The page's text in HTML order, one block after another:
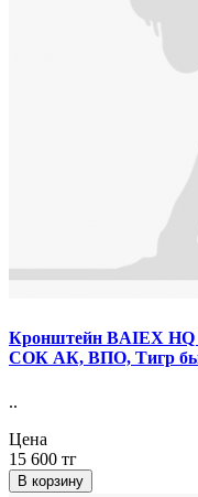
Кронштейн BAIEX HQ
СОК АК, ВПО, Тигр
..
Цена
15 600 тг
В корзину